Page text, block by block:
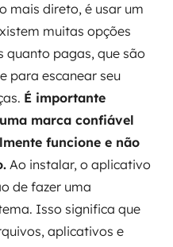
mais direto, é usar um
muitas opções
pagas, que são
para escanear seu
É importante
marca confiável
funcione e não
Ao instalar, o aplicativo
de fazer uma
Isso significa que
aplicativos e